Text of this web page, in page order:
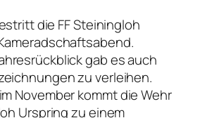
die FF Steiningloh
gab es auch
zu verleihen.
November kommt die Wehr
Urspring zu einem